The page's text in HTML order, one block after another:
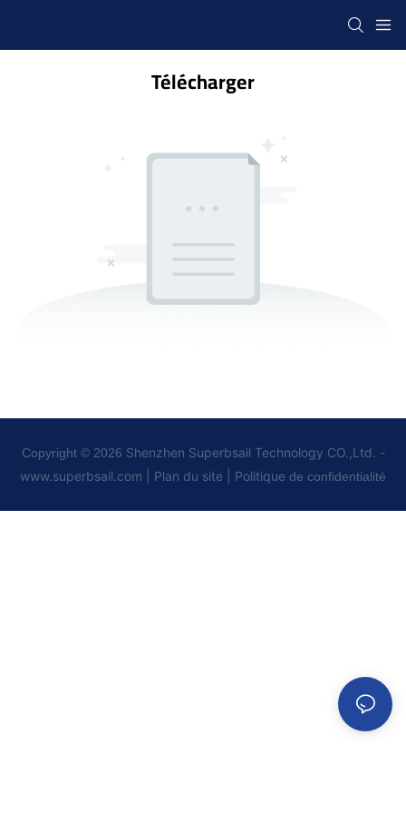
Télécharger
Copyright © 2026 Shenzhen Superbsail Technology CO.,Ltd. -
www.superbsail.com
Plan du site Politique de confidentialité